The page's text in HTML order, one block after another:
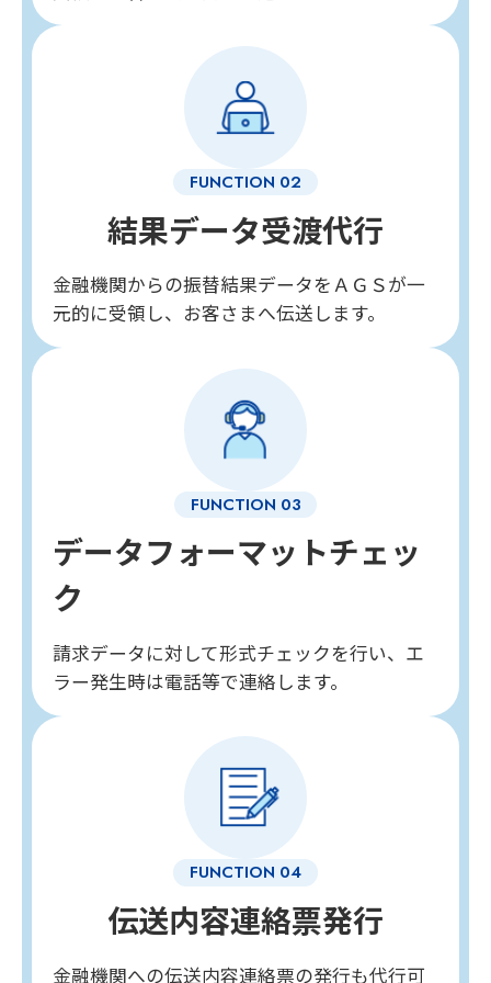
結果データ受渡代行
金融機関からの振替結果データをＡＧＳが一
元的に受領し、お客さまへ伝送します。
データフォーマットチェッ
ク
請求データに対して形式チェックを行い、エ
ラー発生時は電話等で連絡します。
伝送内容連絡票発行
金融機関への伝送内容連絡票の発行も代行可